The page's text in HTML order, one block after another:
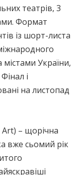
театрів, 3
Формат
із шорт-листа
України,
і
на листопад
Art) – щорічна
вже сьомий рік